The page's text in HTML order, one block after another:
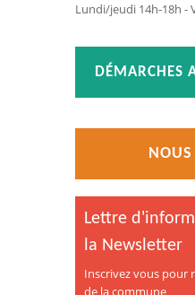
Lundi/jeudi 14h-18h -
DÉMARCHES
Lettre
la Newsletter
Inscrivez vous pour
de la commune